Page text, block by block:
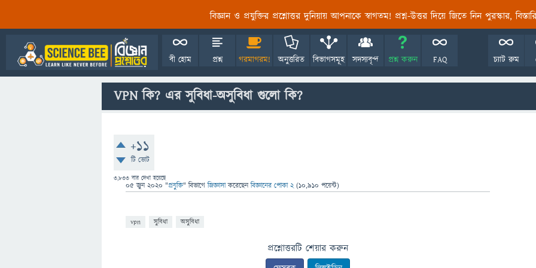
বিজ্ঞান ও প্রযুক্তির প্রশ্নোত্তর দুনিয়ায় আপনাকে স্বাগতম! প্রশ্ন-উত্তর দিয়ে জিতে নিন পুরস্কার,
বী হোম প্রশ্ন গরমাগরম! অনুত্তরিত বিভাগসমূহ সদস্যবৃন্দ প্রশ্ন করুন FAQ চ্যাট রুম
VPN কি? এর সুবিধা-অসুবিধা গুলো কি?
+11
টি ভোট
3,833 বার দেখা হয়েছে
05 জুন 2020 "প্রযুক্তি" বিভাগে জিজ্ঞাসাকরেছেনবিজ্ঞানের পোকা 2 (10,910 পয়েন্ট)
vpn সুবিধা অসুবিধা
প্রশ্নোত্তরটি শেয়ার করুন